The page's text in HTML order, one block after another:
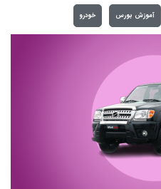
آموزش بورس خودرو